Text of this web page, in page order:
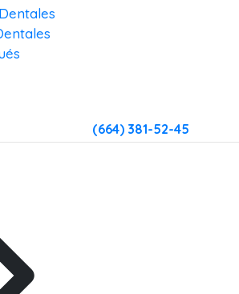
(664) 381-52-45